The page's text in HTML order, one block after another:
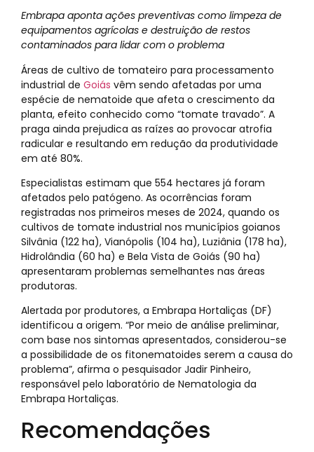
Embrapa aponta ações preventivas como limpeza de
equipamentos agrícolas e destruição de restos
contaminados para lidar com o problema
Áreas de cultivo de tomateiro para processamento
industrial de Goiás vêm sendo afetadas por uma
espécie de nematoide que afeta o crescimento da
planta, efeito conhecido como “tomate travado”. A
praga ainda prejudica as raízes ao provocar atrofia
radicular e resultando em redução da produtividade
em até 80%.
Especialistas estimam que 554 hectares já foram
afetados pelo patógeno. As ocorrências foram
registradas nos primeiros meses de 2024, quando os
cultivos de tomate industrial nos municípios goianos
Silvânia (122 ha), Vianópolis (104 ha), Luziânia (178 ha),
Hidrolândia (60 ha) e Bela Vista de Goiás (90 ha)
apresentaram problemas semelhantes nas áreas
produtoras.
Alertada por produtores, a Embrapa Hortaliças (DF)
identificou a origem. “Por meio de análise preliminar,
com base nos sintomas apresentados, considerou-se
a possibilidade de os fitonematoides serem a causa do
problema”, afirma o pesquisador Jadir Pinheiro,
responsável pelo laboratório de Nematologia da
Embrapa Hortaliças.
Recomendações